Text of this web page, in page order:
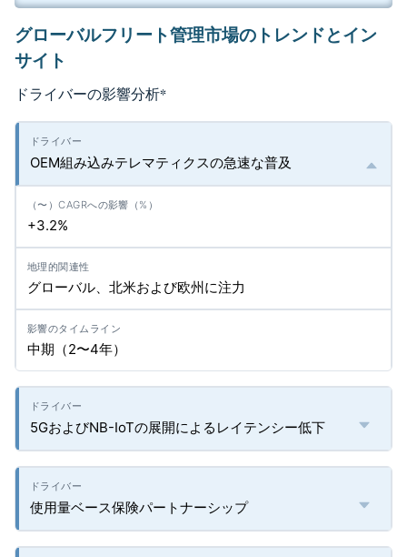
グローバルフリート管理市場のトレンドとイン
サイト
ドライバーの影響分析*
OEM組み込みテレマティクスの急速な普及
+3.2%
グローバル、北米および欧州に注力
中期（2〜4年）
5GおよびNB-IoTの展開によるレイテンシー低下
使用量ベース保険パートナーシップ